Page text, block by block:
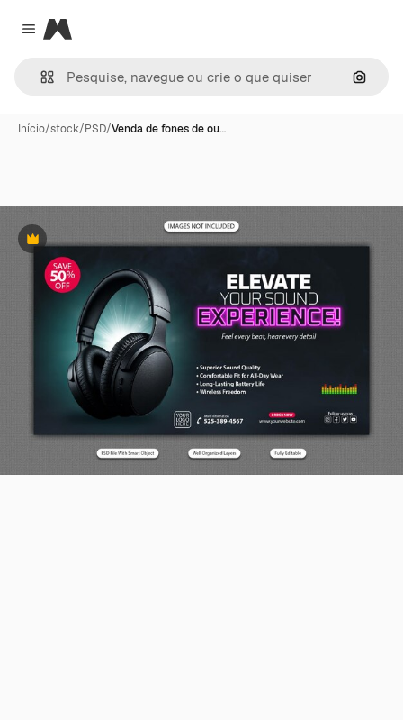
Close menu
Magnific
Início/stock/PSD/Venda de fones de ou…
Premium